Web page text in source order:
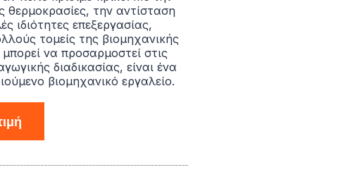
θερμοκρασίες, την αντίσταση
ιδιότητες επεξεργασίας,
τομείς της βιομηχανικής
να προσαρμοστεί στις
διαδικασίας, είναι ένα
βιομηχανικό εργαλείο.